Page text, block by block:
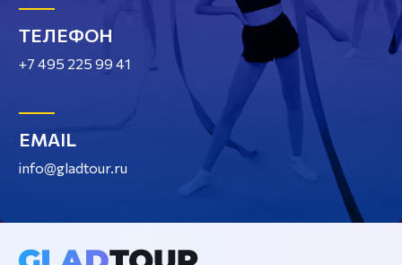
ТЕЛЕФОН
+7 495 225 99 41
EMAIL
info@gladtour.ru